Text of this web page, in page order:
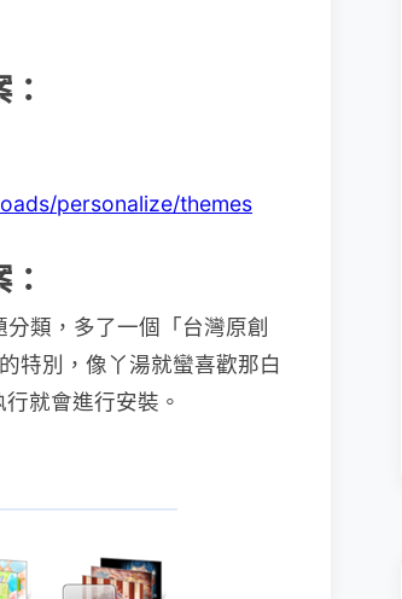
personalize/themes
類，多了一個「台灣原創
特別，像丫湯就蠻喜歡那白
就會進行安裝。